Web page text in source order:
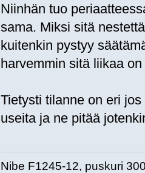
Niinhän tuo
sama. Miksi sitä
kuitenkin pystyy
harvemmin sitä liikaa
Tietysti tilanne on eri
useita ja ne pitää
Nibe F1245-12, puskuri